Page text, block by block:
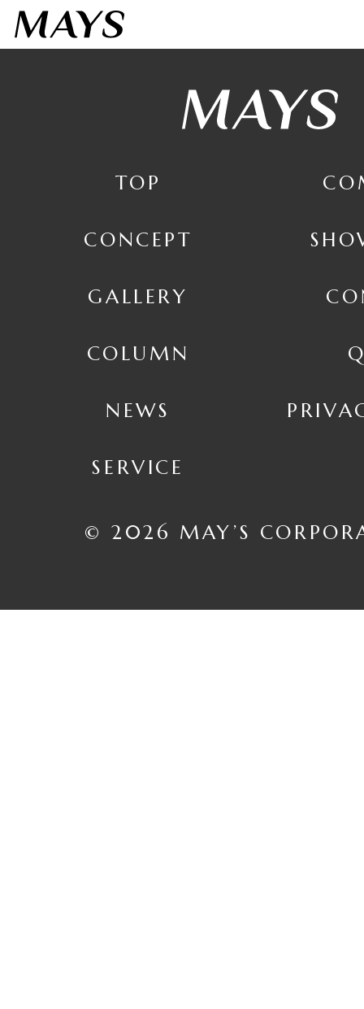
7日間お試しする
３点までフィッティング
TOP
CONCEPT
GALLERY
COLUMN
NEWS
SERVICE
© 2026 MAY’S